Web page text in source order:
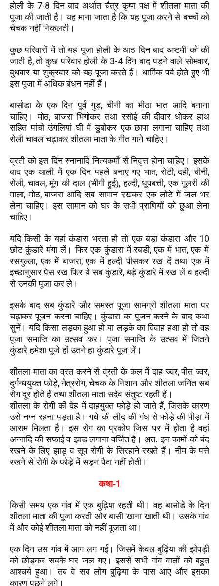
होली के 7-8 दिन बाद अर्थात चैत्र कृष्ण पक्ष में शीतला माता की
पूजा की जाती है। यह माना जाता है कि यह पूजा करने से बच्चों को
चेचक नहीं निकलती।
कुछ परिवारों में तो यह पूजा होली के आठ दिन बाद अष्टमी को की
जाती है,तो कुछ परिवार होली के 3-4दिन बाद पड़ने वाले सोमवार,
बुधवार या शुक्रवार को यह पूजा करते हैं। धार्मिक पर्व होते हुए भी
इस पूजा में अधिक बंधन नहीं हैं।
बासोडा के एक दिन पूर्व गुड़,चीनी का मीठा भात आदि बनाना
चाहिए। मोठ,बाजरा भिगोकर तथा रसोई की दीवार धोकर हाथ
सहित पांचों उंगलियां घी में डुबोकर एक छापा लगाना चाहिए तथा
रोली चावल चढ़ाकर शीतला माता के गीत गाने चाहिए।
व्रती को इस दिन स्नानादि नित्यकर्मों से निवृत्त होना चाहिए। इसके
बाद एक थाली में एक दिन पहले बनाए गए भात,रोटी,दही,चीनी,
रोली,चावल,मूंग की दाल (भीगी हुई),हल्दी,धूपबत्ती,एक गूलरी की
माला,मोठ,बाजरा आदि सब सामान रखकर एक लोटे में जल भर
लेना चाहिए। इस सामान को घर के सभी प्राणियों को छुआ लेना
चाहिए।
यदि किसी के यहां कंडारा भरता हो तो एक बड़ा कंडारा और 10
छोट कुंडारे मंगा लें। फिर एक कुंडारा में रबडी,एक में भात,एक में
रसगुल्ला,एक में बाजरा,एक में हल्दी पीसकर रख दें तथा एक में
इच्छानुसार पैस रख फिर ये सब कुंडारे,बड़े कुंडारे में रख लें व हल्दी
से उनकी पूजा कर ले।
इसके बाद सब कुंडारे और समस्त पूजा सामग्री शीतला माता पर
चढ़ाकर पूजन करना चाहिए। कुंडारा का पूजन करने के बाद कथा
सुनें। यदि किसा लड़का हुआ हो या लड़के का विवाह हआ हो तो वह
पूजा समाप्ति का उत्सव कर। पूजा समाप्ति के उत्सव में जितने
कुंडारे हमेशा पूजे हों उतने हा कुंडारे पूज लें।
शीतला माता का व्रत करने से व्रती के कल में दाह ज्वर,पीत ज्वर,
दुर्गन्धयुक्त फोड़े,नेत्ररोग,चेचक के निशान और शीतला जनित सब
रोग दूर होते हैं तथा शीतला माता सदैव संतुष्ट रहती हैं।
शीतला के रोगी की देह में दाहयुक्त फोड़े हो जाते हैं,जिसके कारण
उसे नग्न रहना पड़ता है। गधे की लीद की गंध से फोड़े की पीड़ा में
आराम मिलता है। इस रोग का प्रकोप जिस घर में होता है वहां
अन्नादि की सफाई व झाड लगाना वर्जित है। अत: इन कामों को बंद
रखने के लिए झाडू व सूप रोगी के सिरहाने रखते हैं। नीम के पत्ते
रखने से रोगी के फोड़े में सड़न पैदा नहीं होती।
कथा-1
किसी समय एक गांव में एक बुढ़िया रहती थी। वह बासोडे के दिन
शीतला माता की पूजा करती और बासी खाना खाती थी। उसके गांव
में और कोई शीतला माता को नहीं पूजता था।
एक दिन उस गांव में आग लग गई। जिसमें केवल बुढ़िया की झोपड़ी
को छोड़कर सबके घर जल गए। इससे सभी गांव वालों को बहुत
आश्चर्य हुआ। तब वे सब लोग बुढ़िया के पास आए और इसका
कारण पूछने लगे।